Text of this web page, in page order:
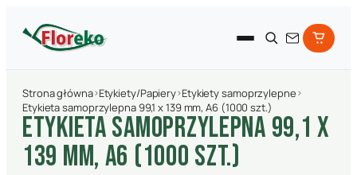
Strona główna›Etykiety/Papiery›Etykiety samoprzylepne›
Etykieta samoprzylepna 99,1 x 139 mm, A6 (1000 szt.)
ETYKIETA SAMOPRZYLEPNA 99,1 X
139 MM, A6 (1000 SZT.)